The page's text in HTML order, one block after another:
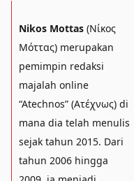
Nikos Mottas(Νίκος
Μόττας) merupakan
pemimpin redaksi
majalah online
“Atechnos” (Ατέχνως) di
mana dia telah menulis
sejak tahun 2015. Dari
tahun 2006 hingga